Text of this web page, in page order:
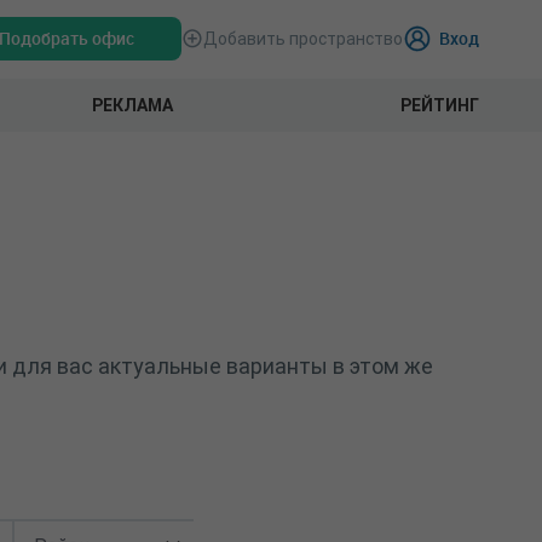
Подобрать офис Добавить пространство Вход
РЕКЛАМА РЕЙТИНГ
вас актуальные варианты в этом же